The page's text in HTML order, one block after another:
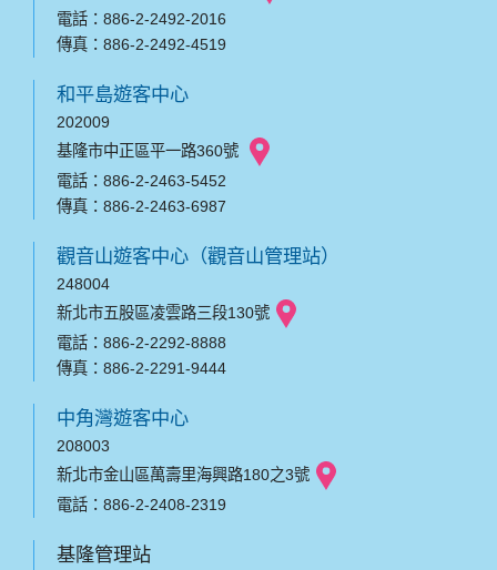
電話：886-2-2492-2016
傳真：886-2-2492-4519
和平島遊客中心
202009
基隆市中正區平一路360號
電話：886-2-2463-5452
傳真：886-2-2463-6987
觀音山遊客中心（觀音山管理站）
248004
新北市五股區凌雲路三段130號
電話：886-2-2292-8888
傳真：886-2-2291-9444
中角灣遊客中心
208003
新北市金山區萬壽里海興路180之3號
電話：886-2-2408-2319
基隆管理站